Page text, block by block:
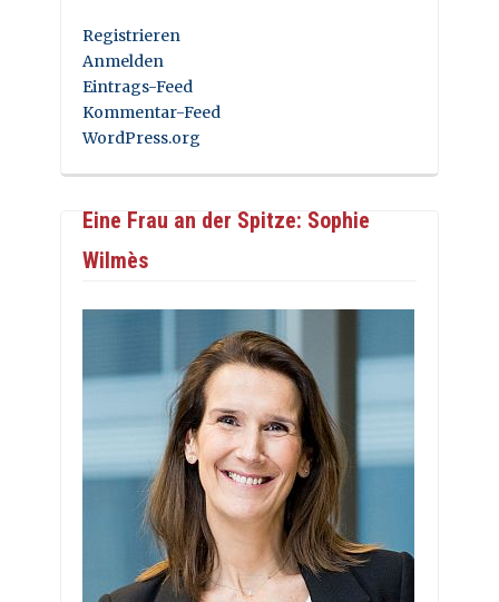
Registrieren
Anmelden
Eintrags-Feed
Kommentar-Feed
WordPress.org
Eine Frau an der Spitze: Sophie
Wilmès